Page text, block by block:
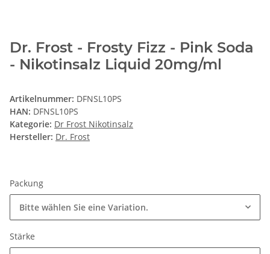
Dr. Frost - Frosty Fizz - Pink Soda
- Nikotinsalz Liquid 20mg/ml
Artikelnummer: DFNSL10PS
HAN: DFNSL10PS
Kategorie: Dr Frost Nikotinsalz
Hersteller: Dr. Frost
Packung
Bitte wählen Sie eine Variation.
Stärke